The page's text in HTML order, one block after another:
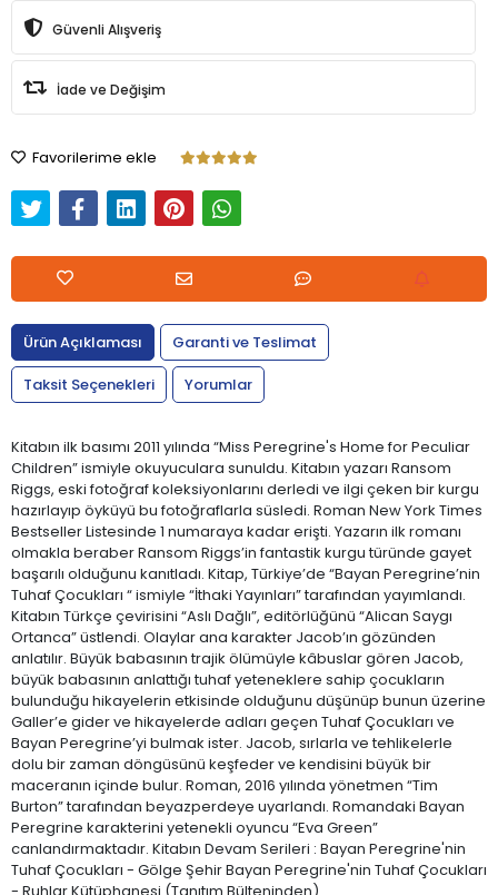
Güvenli Alışveriş
İade ve Değişim
Favorilerime ekle
Ürün Açıklaması
Garanti ve Teslimat
Taksit Seçenekleri
Yorumlar
Kitabın ilk basımı 2011 yılında “Miss Peregrine's Home for Peculiar
Children” ismiyle okuyuculara sunuldu. Kitabın yazarı Ransom
Riggs, eski fotoğraf koleksiyonlarını derledi ve ilgi çeken bir kurgu
hazırlayıp öyküyü bu fotoğraflarla süsledi. Roman New York Times
Bestseller Listesinde 1 numaraya kadar erişti. Yazarın ilk romanı
olmakla beraber Ransom Riggs’in fantastik kurgu türünde gayet
başarılı olduğunu kanıtladı. Kitap, Türkiye’de “Bayan Peregrine’nin
Tuhaf Çocukları “ ismiyle “İthaki Yayınları” tarafından yayımlandı.
Kitabın Türkçe çevirisini “Aslı Dağlı”, editörlüğünü “Alican Saygı
Ortanca” üstlendi. Olaylar ana karakter Jacob’ın gözünden
anlatılır. Büyük babasının trajik ölümüyle kâbuslar gören Jacob,
büyük babasının anlattığı tuhaf yeteneklere sahip çocukların
bulunduğu hikayelerin etkisinde olduğunu düşünüp bunun üzerine
Galler’e gider ve hikayelerde adları geçen Tuhaf Çocukları ve
Bayan Peregrine’yi bulmak ister. Jacob, sırlarla ve tehlikelerle
dolu bir zaman döngüsünü keşfeder ve kendisini büyük bir
maceranın içinde bulur. Roman, 2016 yılında yönetmen “Tim
Burton” tarafından beyazperdeye uyarlandı. Romandaki Bayan
Peregrine karakterini yetenekli oyuncu “Eva Green”
canlandırmaktadır. Kitabın Devam Serileri : Bayan Peregrine'nin
Tuhaf Çocukları - Gölge Şehir Bayan Peregrine'nin Tuhaf Çocukları